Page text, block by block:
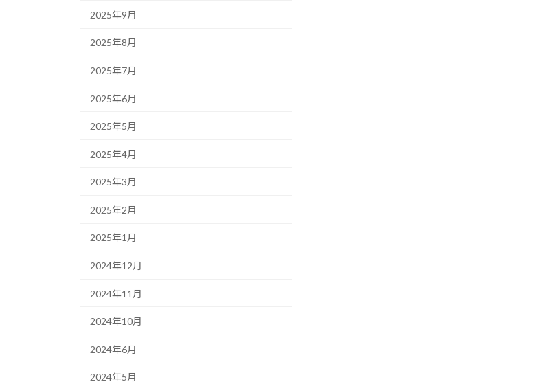
2025年9月
2025年8月
2025年7月
2025年6月
2025年5月
2025年4月
2025年3月
2025年2月
2025年1月
2024年12月
2024年11月
2024年10月
2024年6月
2024年5月